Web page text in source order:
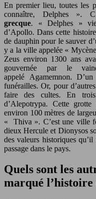
En premier lieu, toutes les
connaître, Delphes ».
grecque. « Delphes »
d’Apollo. Dans cette
de dauphin pour le sauver
y a la ville appelée «
Zeus environ 1300 ans
gouvernée par le
appelé Agamemnon.
funérailles. Or, pour
faire des cultes. En
d’Alepotrypa. Cette
environ 100 mètres de
« Thiva ». C’est une ville
dieux Hercule et Dionysos
des valeurs historiques
passage dans le pays.
Quels sont les
marqué l’histoire